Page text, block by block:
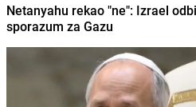
Netanyahu rekao "ne": Izrael
sporazum za Gazu